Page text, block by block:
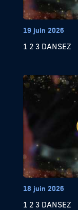
19 juin 2026
1 2 3 DANSEZ
18 juin 2026
1 2 3 DANSEZ